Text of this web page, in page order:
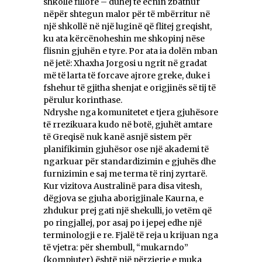
nëpër shtegun malor për të mbërritur në
një shkollë në një luginë që flitej greqisht,
ku ata kërcënoheshin me shkopinj nëse
flisnin gjuhën e tyre. Por ata ia dolën mbаn
në jetë: Xhaxhа Jorgosi u ngrit në gradat
më të larta të forcave ajrore greke, duke i
fshehur të gjitha shenjat e origjinës së tij të
përulur korinthase.
Ndryshe nga komunitetet e tjera gjuhësore
të rrezikuara kudo në botë, gjuhët amtare
të Greqisë nuk kanë asnjë sistem për
planifikimin gjuhësor ose një akademi të
ngarkuar për standardizimin e gjuhës dhe
furnizimin e saj me terma të rinj zyrtarë.
Kur vizitova Australinë para disa vitesh,
dëgjova se gjuha aborigjinale Kaurna, e
zhdukur prej gati një shekulli, jo vetëm që
po ringjallej, por asaj po i jepej edhe një
terminologji e re. Fjalë të reja u krijuan nga
të vjetra: për shembull, “mukarndo”
(kompjuter) është një përzierje e muka